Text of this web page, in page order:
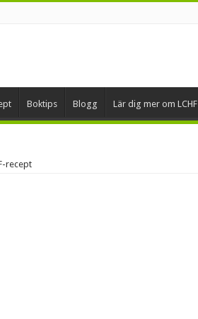
Boktips Blogg Lär dig mer om LCHF
recept